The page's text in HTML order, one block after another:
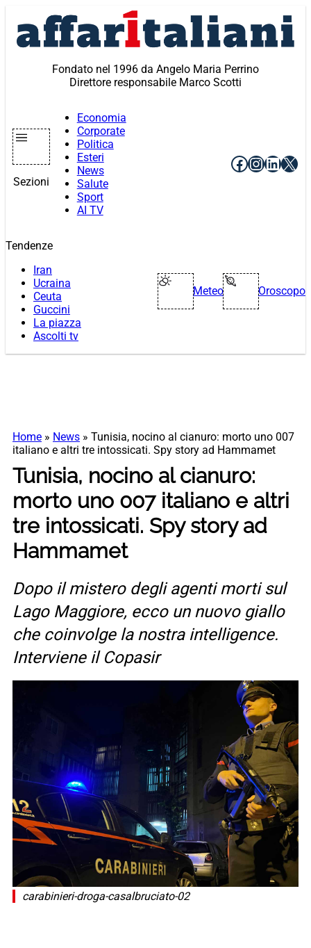
contenuto
Fondato nel 1996 da Angelo Maria Perrino
Direttore responsabile Marco Scotti
Sezioni
Economia
Corporate
Politica
Esteri
News
Salute
Sport
AI TV
Facebook
X
Tendenze
Iran
Ucraina
Ceuta
Guccini
La piazza
Ascolti tv
Meteo Oroscopo
Home » News » Tunisia, nocino al cianuro: morto uno 007
italiano e altri tre intossicati. Spy story ad Hammamet
Tunisia, nocino al cianuro:
morto uno 007 italiano e altri
tre intossicati. Spy story ad
Hammamet
Dopo il mistero degli agenti morti sul
Lago Maggiore, ecco un nuovo giallo
che coinvolge la nostra intelligence.
Interviene il Copasir
carabinieri-droga-casalbruciato-02